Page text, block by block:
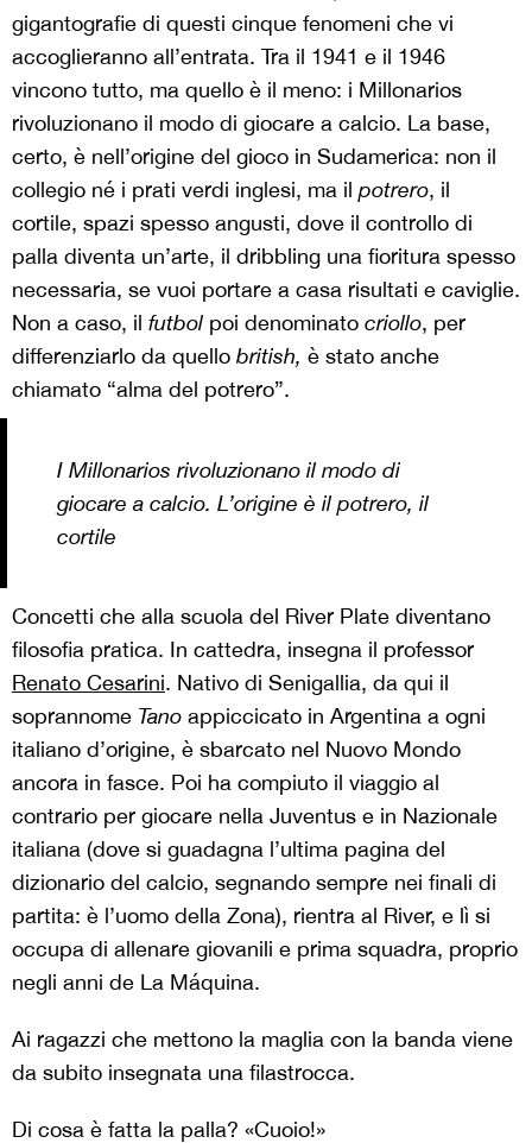
gigantografie di questi cinque fenomeni che vi
accoglieranno all’entrata. Tra il 1941 e il 1946
vincono tutto, ma quello è il meno: i Millonarios
rivoluzionano il modo di giocare a calcio. La base,
certo, è nell’origine del gioco in Sudamerica: non il
collegio né i prati verdi inglesi, ma il potrero, il
cortile, spazi spesso angusti, dove il controllo di
palla diventa un’arte, il dribbling una fioritura spesso
necessaria, se vuoi portare a casa risultati e caviglie.
Non a caso, il futbol poi denominato criollo, per
differenziarlo da quello british, è stato anche
chiamato “alma del potrero”.
I Millonarios rivoluzionano il modo di
giocare a calcio. L’origine è ilpotrero, il
cortile
Concetti che alla scuola del River Plate diventano
filosofia pratica. In cattedra, insegna il professor
Renato Cesarini. Nativo di Senigallia, da qui il
soprannome Tano appiccicato in Argentina a ogni
italiano d’origine, è sbarcato nel Nuovo Mondo
ancora in fasce. Poi ha compiuto il viaggio al
contrario per giocare nella Juventus e in Nazionale
italiana (dove si guadagna l’ultima pagina del
dizionario del calcio, segnando sempre nei finali di
partita: è l’uomo della Zona), rientra al River, e lì si
occupa di allenare giovanili e prima squadra, proprio
negli anni de La Máquina.
Ai ragazzi che mettono la maglia con la banda viene
da subito insegnata una filastrocca.
Di cosa è fatta la palla? «Cuoio!»